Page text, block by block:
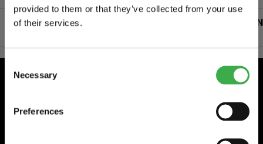
provided to them or that they’ve collected from your use
of their services.
Selection
Necessary
Preferences
VI STÖDJER TEAM RYNKEBY OCH BARNCANCERFONDEN
Wexman AB